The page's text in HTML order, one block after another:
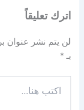
اترك تعليقاً
لن يتم نشر عنوان
بـ*
هنا...